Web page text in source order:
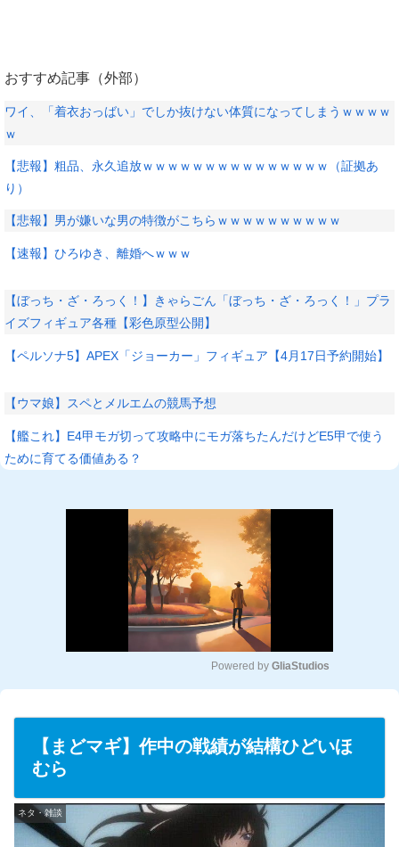
おすすめ記事（外部）
ワイ、「着衣おっばい」でしか抜けない体質になってしまうｗｗｗｗ
ｗ
【悲報】粗品、永久追放ｗｗｗｗｗｗｗｗｗｗｗｗｗｗｗ（証拠あ
り）
【悲報】男が嫌いな男の特徴がこちらｗｗｗｗｗｗｗｗｗｗ
【速報】ひろゆき、離婚へｗｗｗ
【ぼっち・ざ・ろっく！】きゃらごん「ぼっち・ざ・ろっく！」プラ
イズフィギュア各種【彩色原型公開】
【ペルソナ5】APEX「ジョーカー」フィギュア【4月17日予約開始】
【ウマ娘】スペとメルエムの競馬予想
【艦これ】E4甲モガ切って攻略中にモガ落ちたんだけどE5甲で使う
ために育てる価値ある？
u
t
e
Powered by GliaStudios
【まどマギ】作中の戦績が結構ひどいほ
むら
ネタ・雑談